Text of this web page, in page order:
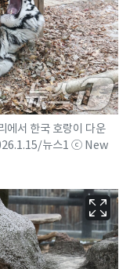
에서 한국 호랑이 다운
뉴스1 ⓒ New